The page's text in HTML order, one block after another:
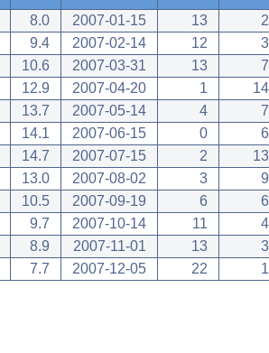
8.0 2007-01-15 13
2
9.4 2007-02-14 12
3
10.6 2007-03-31 13
7
12.9 2007-04-20 1
14
13.7 2007-05-14 4
7
14.1 2007-06-15 0
6
14.7 2007-07-15 2
13
13.0 2007-08-02 3
9
10.5 2007-09-19 6
6
9.7 2007-10-14 11
4
8.9 2007-11-01 13
3
7.7 2007-12-05 22 1